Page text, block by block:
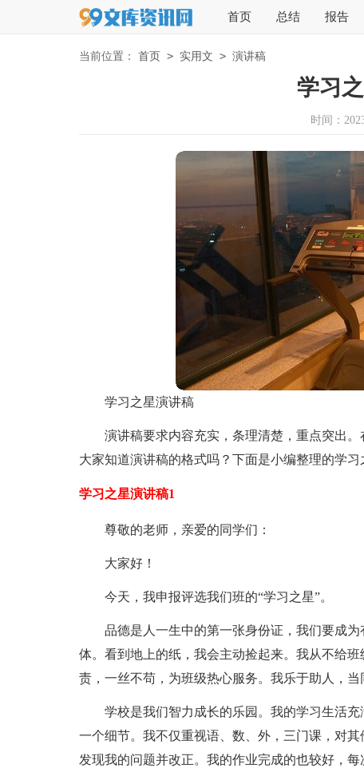
首页 总结 报告
当前位置： 首页 > 实用文 > 演讲稿
学习
时间：
学习之星演讲稿
演讲稿要求内容充实，条理清楚，重点突出
大家知道演讲稿的格式吗？下面是小编整理的学习
学习之星演讲稿1
尊敬的老师，亲爱的同学们：
大家好！
今天，我申报评选我们班的“学习之星”。
品德是人一生中的第一张身份证，我们要成
体。看到地上的纸，我会主动捡起来。我从不给
责，一丝不苟，为班级热心服务。我乐于助人，当
学校是我们智力成长的乐园。我的学习生活
一个细节。我不仅重视语、数、外，三门课，对
发现我的问题并改正。我的作业完成的也较好，